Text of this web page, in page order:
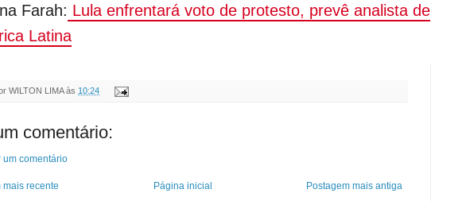
Farah: Lula enfrentará voto de protesto, prevê analista de
Latina
WILTON LIMA às 10:24
comentário:
um comentário
mais recente Postagem mais antiga
Página inicial